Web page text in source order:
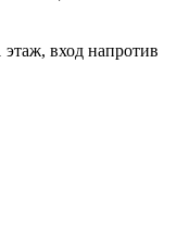
вход напротив